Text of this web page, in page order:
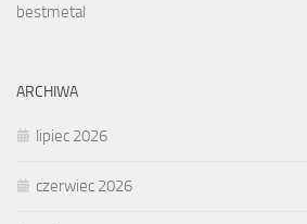
bestmetal
ARCHIWA
lipiec 2026
czerwiec 2026